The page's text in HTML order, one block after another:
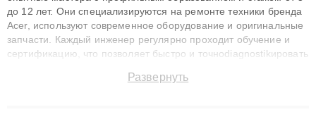
до 12 лет. Они специализируются на ремонте техники бренда
Acer, используют современное оборудование и оригинальные
запчасти. Каждый инженер регулярно проходит обучение и
сертификацию, что позволяет быстро и точноdiagnostikировать
до 3 лет. Наши мастера решают сложные случаи: от замены
Развернуть